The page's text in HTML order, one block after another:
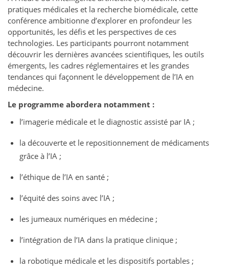
pratiques médicales et la recherche biomédicale, cette
conférence ambitionne d’explorer en profondeur les
opportunités, les défis et les perspectives de ces
technologies. Les participants pourront notamment
découvrir les dernières avancées scientifiques, les outils
émergents, les cadres réglementaires et les grandes
tendances qui façonnent le développement de l’IA en
médecine.
Le programme abordera notamment :
l’imagerie médicale et le diagnostic assisté par IA ;
la découverte et le repositionnement de médicaments
grâce à l’IA ;
l’éthique de l’IA en santé ;
l’équité des soins avec l’IA ;
les jumeaux numériques en médecine ;
l’intégration de l’IA dans la pratique clinique ;
la robotique médicale et les dispositifs portables ;